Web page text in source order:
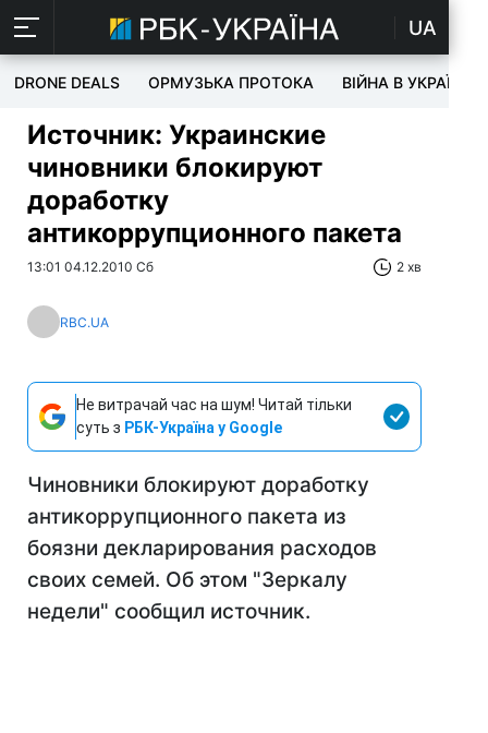
UA
DRONE DEALS ОРМУЗЬКА ПРОТОКА ВІЙНА В УКРАЇНІ
Источник: Украинские
чиновники блокируют
доработку
антикоррупционного пакета
13:01 04.12.2010 Сб 2 хв
RBC.UA
Не витрачай час на шум! Читай тільки
суть з РБК-Україна у Google
Чиновники блокируют доработку
антикоррупционного пакета из
боязни декларирования расходов
своих семей. Об этом "Зеркалу
недели" сообщил источник.